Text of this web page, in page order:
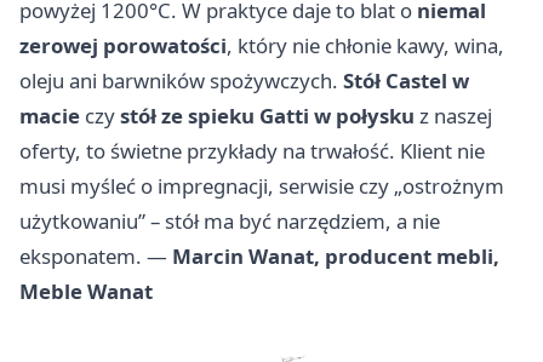
powyżej 1200°C. W praktyce daje to blat o niemal
zerowej porowatości, który nie chłonie kawy, wina,
oleju ani barwników spożywczych. Stół Castel w
macie czystół ze spieku Gatti w połysku z naszej
oferty, to świetne przykłady na trwałość. Klient nie
musi myśleć o impregnacji, serwisie czy „ostrożnym
użytkowaniu” – stół ma być narzędziem, a nie
eksponatem. — Marcin Wanat, producent mebli,
Meble Wanat